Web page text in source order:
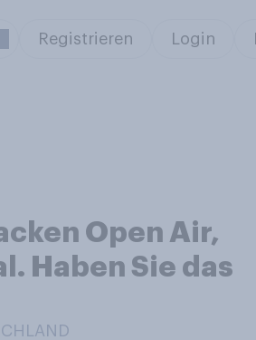
Registrieren Login
Open Air,
Haben Sie das